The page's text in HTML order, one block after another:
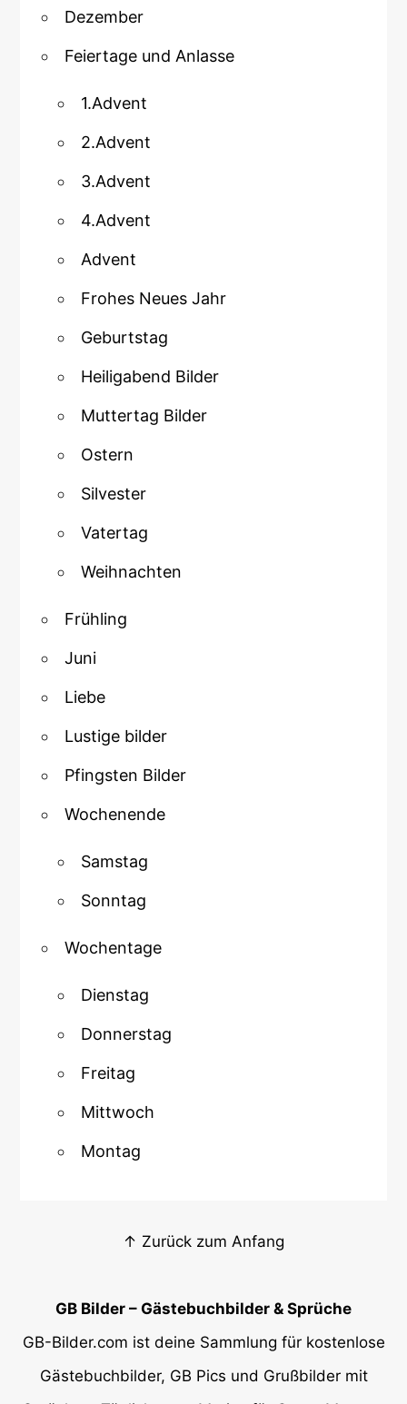
Dezember
Feiertage und Anlasse
1.Advent
2.Advent
3.Advent
4.Advent
Advent
Frohes Neues Jahr
Geburtstag
Heiligabend Bilder
Muttertag Bilder
Ostern
Silvester
Vatertag
Weihnachten
Frühling
Juni
Liebe
Lustige bilder
Pfingsten Bilder
Wochenende
Samstag
Sonntag
Wochentage
Dienstag
Donnerstag
Freitag
Mittwoch
Montag
↑ Zurück zum Anfang
GB Bilder – Gästebuchbilder & Sprüche
GB-Bilder.com ist deine Sammlung für kostenlose
Gästebuchbilder, GB Pics und Grußbilder mit